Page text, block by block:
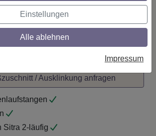
/ Ausklinkung anfragen
Sitra 2-läufig
Einstellungen
Alle ablehnen
Impressum